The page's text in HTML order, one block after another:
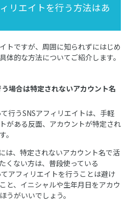
リエイトを行う方法はあ
トですが、周囲に知られずにはじめ
体的な方法についてご紹介します。
場合は特定されないアカウント名
行うSNSアフィリエイトは、手軽
がある反面、アカウントが特定され
。
は、特定されないアカウント名で活
くない方は、普段使っている
アフィリエイトを行うことは避け
と、イニシャルや生年月日をアカウ
うがいいでしょう。